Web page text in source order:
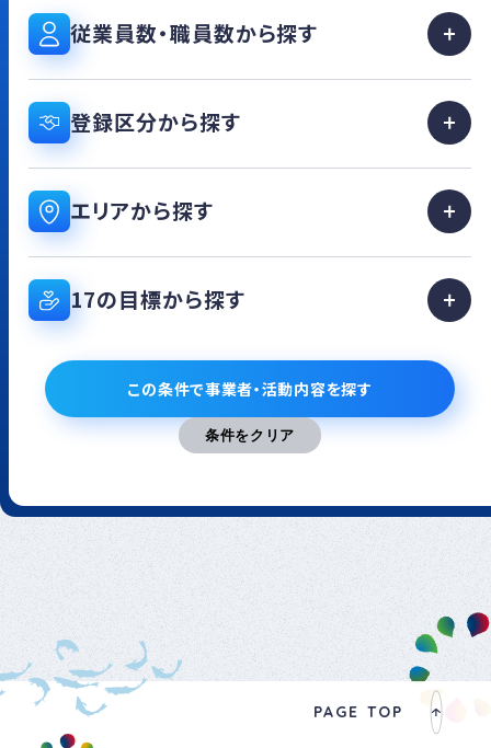
従業員数・職員数から探す
登録区分から探す
エリアから探す
17の目標から探す
この条件で事業者・活動内容を探す
PAGE TOP